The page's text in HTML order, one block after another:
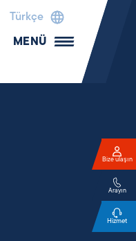
Türkçe
MENÜ
Bize ulaşın
Arayın
Hizmet